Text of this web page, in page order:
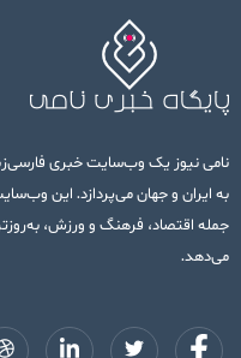
نامی نیوز یک وب‌سایت خبری
به ایران و جهان می‌پردازد. این
جمله اقتصاد، فرهنگ و ورزش،
می‌دهد.